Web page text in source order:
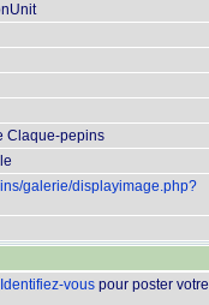
Claque-pepins
galerie/displayimage.php?
Identifiez-vous pour poster votre